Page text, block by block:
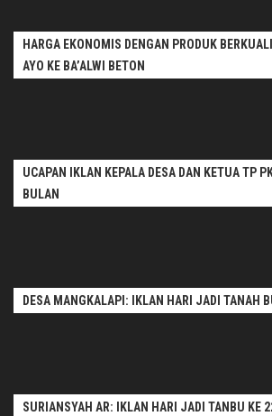
HARGA EKONOMIS DENGAN PRODUK
AYO KE BA’ALWI BETON
UCAPAN IKLAN KEPALA DESA DAN KETUA TP
BULAN
DESA MANGKALAPI: IKLAN HARI JADI TANAH
SURIANSYAH AR: IKLAN HARI JADI TANBU KE